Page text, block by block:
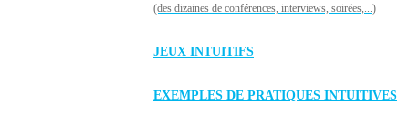
(des dizaines de conférences, interviews, soirées,...)
JEUX INTUITIFS
EXEMPLES DE PRATIQUES INTUITIVES